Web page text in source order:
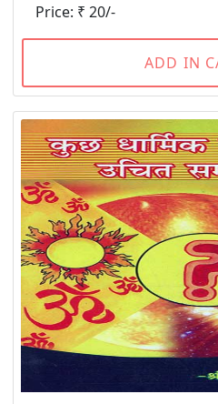
Price: ₹ 20/-
ADD IN